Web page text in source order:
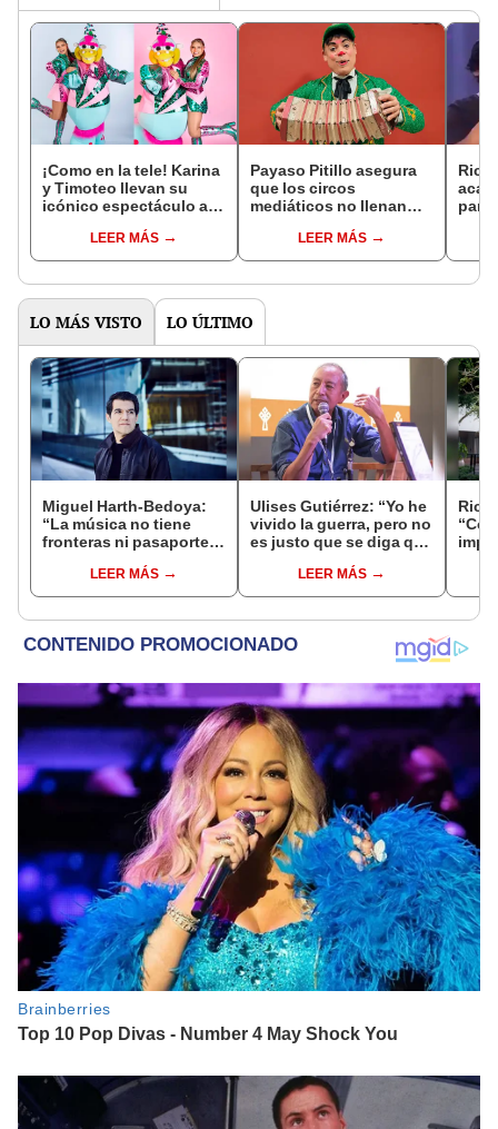
¡Como en la tele! Karina
y Timoteo llevan su
icónico espectáculo al
por sus 30 años
LEER MÁS
Payaso Pitillo asegura
que los circos
mediáticos no llenan
calidad de sus
espectáculos: “La
LEER MÁS
LO MÁS VISTO LO ÚLTIMO
Miguel Harth-Bedoya:
“La música no tiene
fronteras ni pasaporte,
etiquetas”LEER MÁS
Ulises Gutiérrez: “Yo he
vivido la guerra, pero no
es justo que se diga que
solo la guerra interna”
LEER MÁS